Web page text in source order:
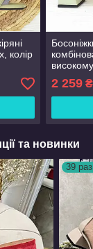
колір
2 259₴
та новинки
39